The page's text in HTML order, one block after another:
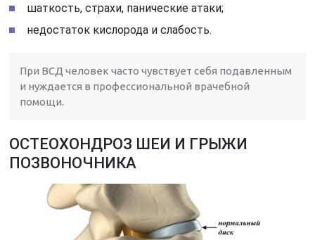
шаткость, страхи, панические атаки;
недостаток кислорода и слабость.
При ВСД человек часто чувствует себя подавленным
и нуждается в профессиональной врачебной
помощи.
ОСТЕОХОНДРОЗ ШЕИ И ГРЫЖИ
ПОЗВОНОЧНИКА